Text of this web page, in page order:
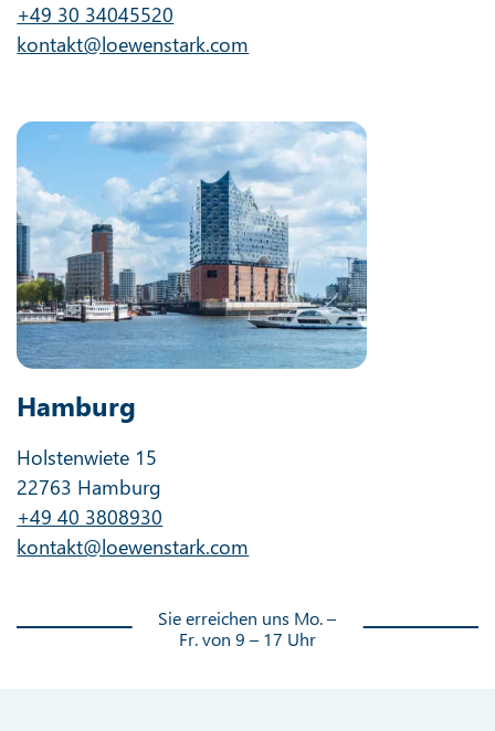
+49 30 34045520
kontakt@loewenstark.com
Hamburg
Holstenwiete 15
22763 Hamburg
+49 40 3808930
kontakt@loewenstark.com
Sie erreichen uns Mo. –
Fr. von 9 – 17 Uhr